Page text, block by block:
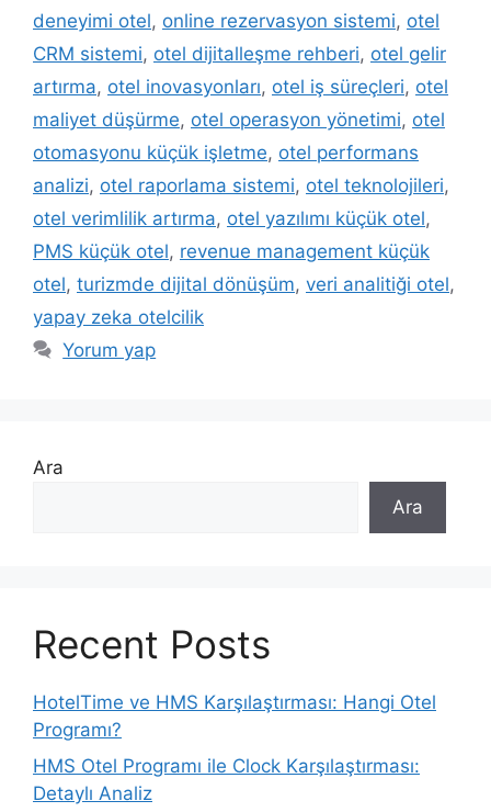
deneyimi otel, online rezervasyon sistemi, otel
CRM sistemi, otel dijitalleşme rehberi, otel gelir
artırma, otel inovasyonları, otel iş süreçleri, otel
maliyet düşürme, otel operasyon yönetimi, otel
otomasyonu küçük işletme, otel performans
analizi, otel raporlama sistemi, otel teknolojileri,
otel verimlilik artırma, otel yazılımı küçük otel,
PMS küçük otel, revenue management küçük
otel, turizmde dijital dönüşüm, veri analitiği otel,
yapay zeka otelcilik
Yorum yap
Ara
Ara
Recent Posts
HotelTime ve HMS Karşılaştırması: Hangi Otel
Programı?
HMS Otel Programı ile Clock Karşılaştırması:
Detaylı Analiz